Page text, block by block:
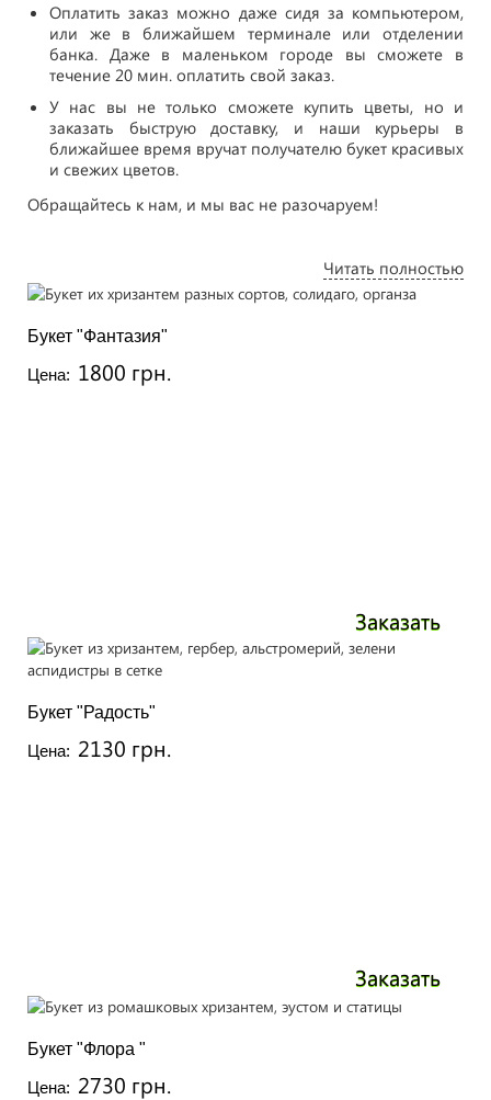
Оплатить заказ можно даже сидя за компьютером,
или же в ближайшем терминале или отделении
банка. Даже в маленьком городе вы сможете в
течение 20 мин. оплатить свой заказ.
У нас вы не только сможете купить цветы, но и
заказать быструю доставку, и наши курьеры в
ближайшее время вручат получателю букет красивых
и свежих цветов.
Обращайтесь к нам, и мы вас не разочаруем!
Читать полностью
Букет "Фантазия"
Цена: 1800 грн.
Заказать
Букет "Радость"
Цена: 2130 грн.
Заказать
Букет "Флора "
Цена: 2730 грн.